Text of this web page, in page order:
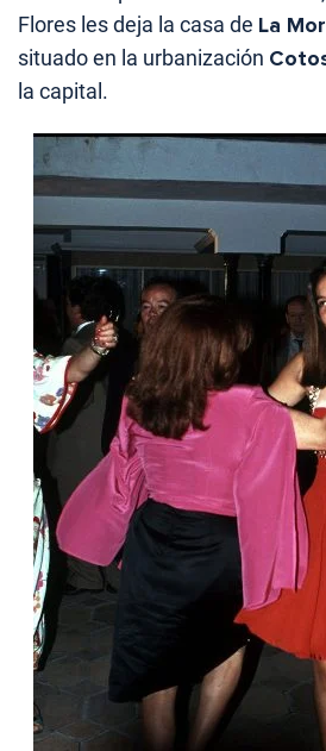
Flores les deja la casa de La
situado en la urbanización
la capital.